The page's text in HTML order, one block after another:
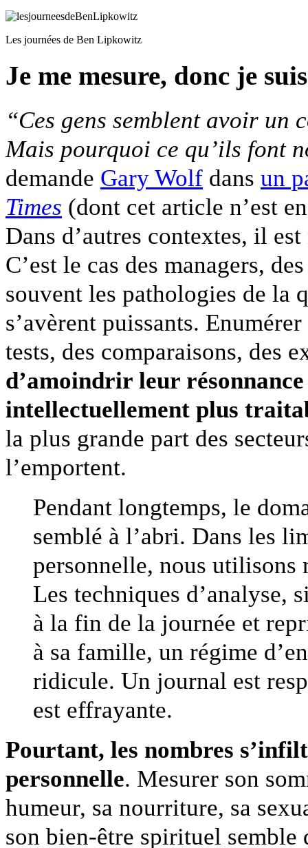
Les journées de Ben Lipkowitz
Je me mesure, donc je suis
“Ces gens semblent avoir un
Mais pourquoi ce qu’ils font
demande Gary Wolf dans un
Times (dont cet article n’est
Dans d’autres contextes, il
C’est le cas des managers,
souvent les pathologies de la
s’avèrent puissants.
tests, des comparaisons, des
d’amoindrir leur
intellectuellement plus
la plus grande part des
l’emportent.
Pendant longtemps, le
semblé à l’abri. Dans les
personnelle, nous utilisons
Les techniques d’analyse,
à la fin de la journée et
à sa famille, un régime
ridicule. Un journal est
est effrayante.
Pourtant, les nombres
personnelle. Mesurer son
humeur, sa nourriture, sa
son bien-être spirituel semble